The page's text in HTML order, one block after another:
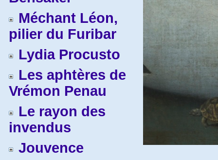
Méchant Léon,
pilier du Furibar
Lydia Procusto
Les aphtères de
Vrémon Penau
Le rayon des
invendus
Jouvence